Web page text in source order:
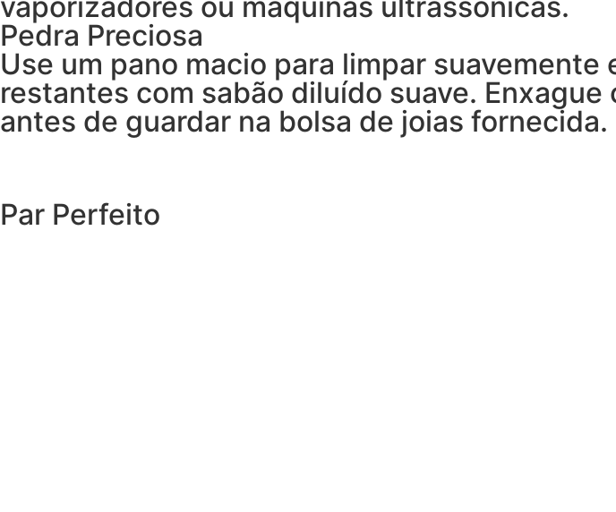
Pedra Preciosa
Use um pano macio para limpar
restantes com sabão diluído suave.
antes de guardar na bolsa de joias fornecida.
Par Perfeito